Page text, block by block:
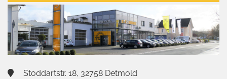
Stoddartstr. 18, 32758 Detmold